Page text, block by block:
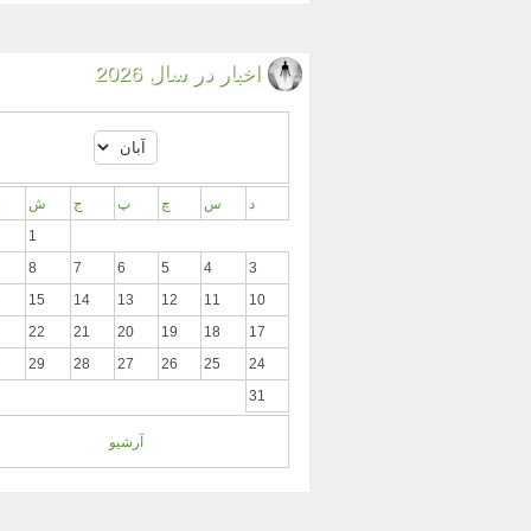
اخبار در سال 2026
د س چ پ ج ش
1
3
4
5
6
7
8
10
11
12
13
14
15
17
18
19
20
21
22
24
25
26
27
28
29
31
آرشیو